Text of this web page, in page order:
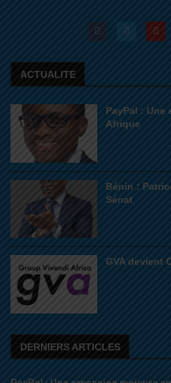
ACTUALITE
PayPal : Une
Afrique
Bénin :
Sénat
GVA devient
DERNIERS ARTICLES